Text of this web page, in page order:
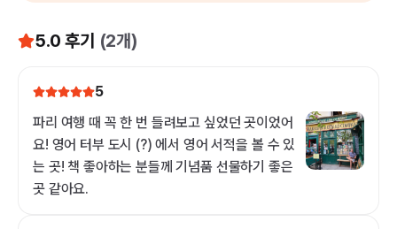
5.0 후기 (2개)
5
파리 여행 때 꼭 한 번 들려보고 싶었던 곳이었어
요! 영어 터부 도시 (?) 에서 영어 서적을 볼 수 있
는 곳! 책 좋아하는 분들께 기념품 선물하기 좋은
곳 같아요.